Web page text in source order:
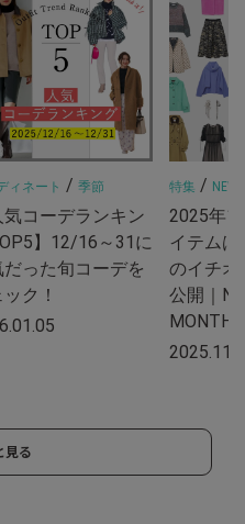
ィネート / 季節
気コーデランキン
】12/16～31に
だった旬コーデを
ク！
特集 / NEW
2025年
イテムは
のイチオ
公開｜
MONTH
見る